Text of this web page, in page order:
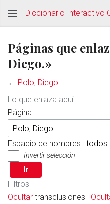
Diccionario Interactivo
Páginas que
Diego.»
← Polo, Diego.
Lo que enlaza aquí
Página:
Espacio de nombres:
Invertir selección
Filtros
Ocultar transclusiones |